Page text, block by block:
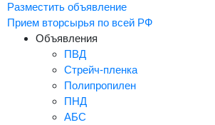
Разместить объявление
Прием вторсырья по всей РФ
Объявления
ПВД
Стрейч-пленка
Полипропилен
ПНД
АБС